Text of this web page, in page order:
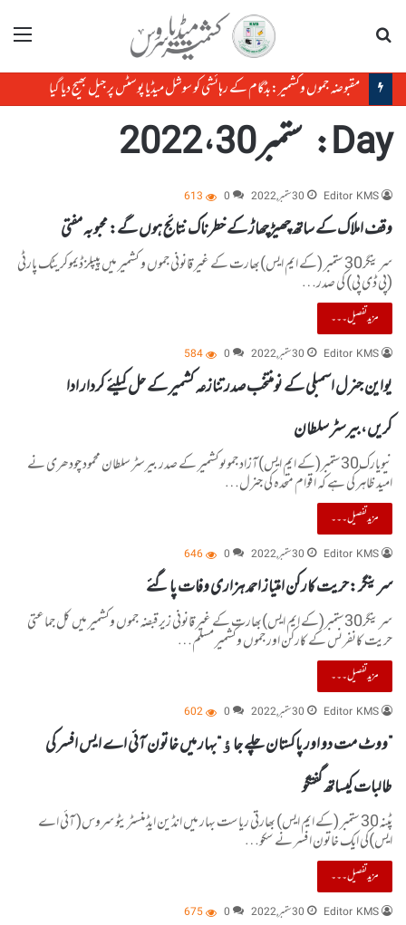
مینو
مقبوضہ جموں وکشمیر:بڈگام کے رہائشی کو سوشل میڈیا پوسٹس پر جیل بھیج دیا گیا
Day: ستمبر 30، 2022
Editor KMS 30 ستمبر, 2022 0
613
وقف املاک کے ساتھ چھیڑچھاڑ کے خطرناک نتائج ہوں گے: محبوبہ مفتی
سرینگر30 ستمبر (کے ایم ایس)بھارت کے غیر قانونی جموں و کشمیر میں پیپلز ڈیموکریٹک پارٹی
(پی ڈی پی) کی صدر…
مزید تفصیل۔۔۔
Editor KMS 30 ستمبر, 2022 0
584
یواین جنرل اسمبلی کے نومنتخب صدر تنازعہ کشمیر کے حل کیلئے کردار ادا
کریں،بیرسٹر سلطان
نیویارک30ستمبر(کے ایم ایس)آزاد جموںوکشمیر کے صدر بیرسٹر سلطان محمود چودھری نے
امید ظاہر کی ہے کہ اقوام متحدہ کی جنرل…
مزید تفصیل۔۔۔
Editor KMS 30 ستمبر, 2022 0
646
سرینگر :حریت کارکن امتیاز احمد ہزاری وفات پا گئے
سرینگر30ستمبر(کے ایم ایس)بھارت کے غیر قانونی زیرقبضہ جموں وکشمیر میں کل جماعتی
حریت کانفرنس کے کارکن اور جموں وکشمیر مسلم…
مزید تفصیل۔۔۔
Editor KMS 30 ستمبر, 2022 0
602
”ووٹ مت دو اور پاکستان چلے جاﺅ“بہار میں خاتون آئی اے ایس افسر کی
طالبات کیساتھ گفتگو
پٹنہ30 ستمبر (کے ایم ایس) بھارتی ریاست بہار میں انڈین ایڈمنسٹریٹو سروس( آئی اے
ایس)کی ایک خاتون افسر نے سکو…
مزید تفصیل۔۔۔
Editor KMS 30 ستمبر, 2022 0
675